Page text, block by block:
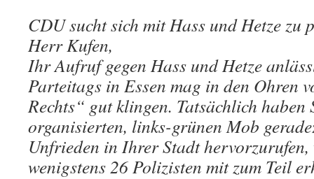
CDU sucht sich mit Hass und Hetze zu
Herr Kufen,
Ihr Aufruf gegen Hass und Hetze
Parteitags in Essen mag in den Ohren
Rechts“ gut klingen. Tatsächlich haben
organisierten, links-grünen Mob
Unfrieden in Ihrer Stadt
wenigstens 26 Polizisten mit zum Teil